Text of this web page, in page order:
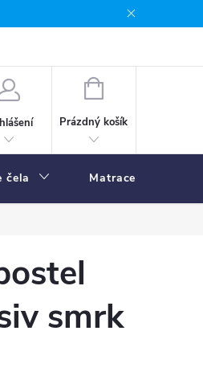
NÁKUPNÍ
Prázdný košík
čela Matrace
smrk